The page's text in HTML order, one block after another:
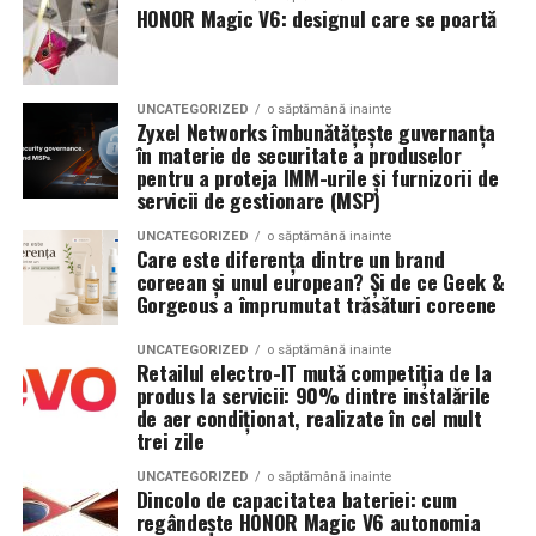
Acces mai bun la foliculii ovarieni la puncție
Reducerea contaminării cu lichidul toxic din
endometriom
Îmbunătățirea mediului folicular
Argumente împotriva chistectomiei preoperatorii:
Chistectomia reduce rezerva ovariană — risc real,
mai ales pentru endometrioame bilaterale sau
recurente
Beneficiul asupra ratelor de sarcină la FIV nu este
demonstrat consistent în studii
Decizia se ia individualizat
ginecologul chirurg și specialistul FIV, luând în
considerare: dimensiunea endometriomului, rezerva
Sistem de stocare: 52 kWh baterii LiFePO4
Dimensiune container transport:3 × 2,5
metri
Lungime panouri desfășurate:
liniari
Conectică:priză 220 V monofazic, priză
380 V trifazic, priză încărcare auto electric
Climatizare:aer condiționat integrat pentru
menținerea bateriilor la temperatură optimă
Mobilitate:
pe teren accidentat
HONOR Magic V6: designul care se poartă
UNCATEGORIZED o săptămână inainte
Zyxel Networks îmbunătățește guvernanța
în materie de securitate a produselor
pentru a proteja IMM-urile și furnizorii de
servicii de gestionare (MSP)
UNCATEGORIZED o săptămână inainte
Care este diferența dintre un brand
coreean și unul european? Și de ce Geek &
Gorgeous a împrumutat trăsături coreene
UNCATEGORIZED o săptămână inainte
Retailul electro-IT mută competiția de la
produs la servicii: 90% dintre instalările
de aer condiționat, realizate în cel mult
trei zile
UNCATEGORIZED o săptămână inainte
Dincolo de capacitatea bateriei: cum
regândește HONOR Magic V6 autonomia